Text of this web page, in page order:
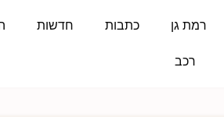
רמת גן כתבות חדשות
רכב